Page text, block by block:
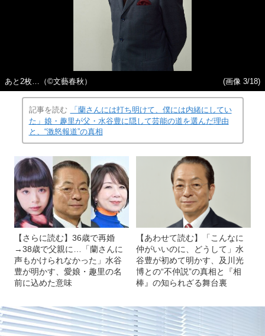
あと2枚…（©︎文藝春秋） (画像 3/18)
記事を読む
「蘭さんには打ち明けて、僕には内緒にしてい
た」娘・趣里が父・水谷豊に隠して芸能の道を選んだ理由
と、“激怒報道”の真相
【さらに読む】36歳で再婚
→38歳で父親に…「蘭さんに
声もかけられなかった」水谷
豊が明かす、愛娘・趣里の名
前に込めた意味
【あわせて読む】「こんなに
仲がいいのに、どうして」水
谷豊が初めて明かす、及川光
博との“不仲説”の真相と『相
棒』の知られざる舞台裏